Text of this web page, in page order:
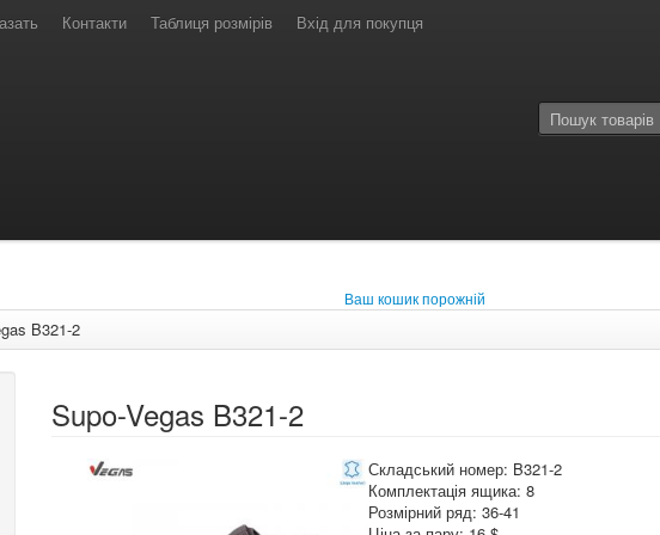
Контакти Таблиця розмірів Вхід для покупця
Ваш кошик порожній
B321-2
Supo-Vegas B321-2
Складський номер: B321-2
Комплектація ящика: 8
Розмірний ряд: 36-41